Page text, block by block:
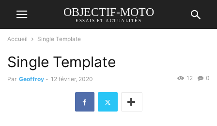
OBJECTIF-MOTO
ESSAIS ET ACTUALITÉS
Accueil Single Template
Single Template
Par Geoffroy - 12 février, 2020 0
12